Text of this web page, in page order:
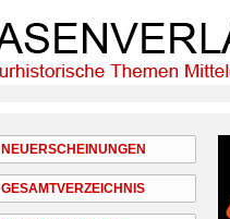
NEUERSCHEINUNGEN
GESAMTVERZEICHNIS